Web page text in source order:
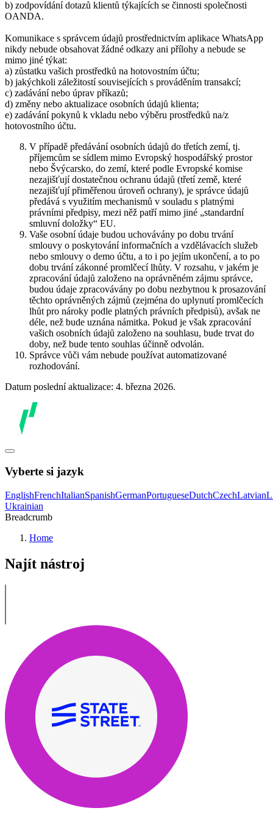
b) zodpovídání dotazů klientů týkajících se činnosti společnosti
OANDA.
Komunikace s správcem údajů prostřednictvím aplikace WhatsApp
nikdy nebude obsahovat žádné odkazy ani přílohy a nebude se
mimo jiné týkat:
a) zůstatku vašich prostředků na hotovostním účtu;
b) jakýchkoli záležitostí souvisejících s prováděním transakcí;
c) zadávání nebo úprav příkazů;
d) změny nebo aktualizace osobních údajů klienta;
e) zadávání pokynů k vkladu nebo výběru prostředků na/z
hotovostního účtu.
V případě předávání osobních údajů do třetích zemí, tj.
příjemcům se sídlem mimo Evropský hospodářský prostor
nebo Švýcarsko, do zemí, které podle Evropské komise
nezajišťují dostatečnou ochranu údajů (třetí země, které
nezajišťují přiměřenou úroveň ochrany), je správce údajů
předává s využitím mechanismů v souladu s platnými
právními předpisy, mezi něž patří mimo jiné „standardní
smluvní doložky“ EU.
Vaše osobní údaje budou uchovávány po dobu trvání
smlouvy o poskytování informačních a vzdělávacích služeb
nebo smlouvy o demo účtu, a to i po jejím ukončení, a to po
dobu trvání zákonné promlčecí lhůty. V rozsahu, v jakém je
zpracování údajů založeno na oprávněném zájmu správce,
budou údaje zpracovávány po dobu nezbytnou k prosazování
těchto oprávněných zájmů (zejména do uplynutí promlčecích
lhůt pro nároky podle platných právních předpisů), avšak ne
déle, než bude uznána námitka. Pokud je však zpracování
vašich osobních údajů založeno na souhlasu, bude trvat do
doby, než bude tento souhlas účinně odvolán.
Správce vůči vám nebude používat automatizované
rozhodování.
Datum poslední aktualizace: 4. března 2026.
Vyberte si jazyk
EnglishFrenchItalianSpanishGermanPortugueseDutchCzechLatvian
Ukrainian
Breadcrumb
Home
Najít nástroj